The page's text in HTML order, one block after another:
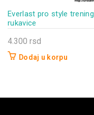
Everlast pro style trening
rukavice
4.300 rsd
Dodaj u korpu